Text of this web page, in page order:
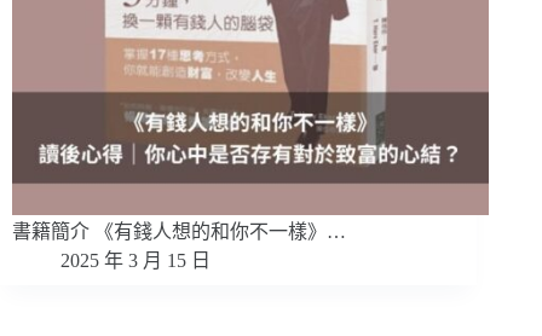
書籍簡介 《有錢人想的和你不一樣》…
2025 年 3 月 15 日